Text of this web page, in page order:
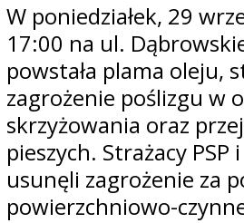
W poniedziałek, 29
17:00 na ul.
powstała plama oleju,
zagrożenie poślizgu w
skrzyżowania oraz
pieszych. Strażacy PSP
usunęli zagrożenie za
powierzchniowo-